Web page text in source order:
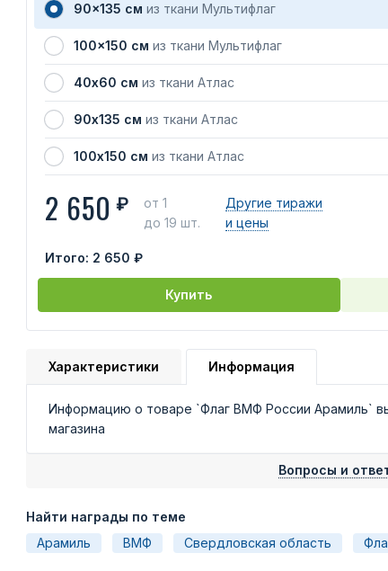
90x135 см из ткани Мультифлаг
100x150 см из ткани Мультифлаг
40х60 см из ткани Атлас
90х135 см из ткани Атлас
100х150 см из ткани Атлас
2 650 ₽
от 1
до 19 шт.
Другие тиражи
и цены
Итого: 2 650 ₽
Купить
Характеристики Информация
Информацию о товаре `Флаг ВМФ России Арамиль`
магазина
Вопросы и
Найти награды по теме
Арамиль
ВМФ Свердловская область